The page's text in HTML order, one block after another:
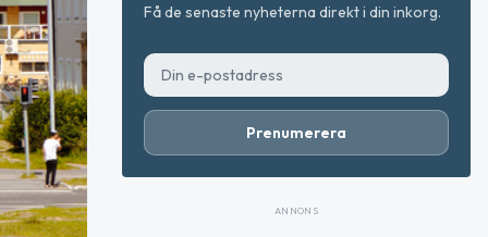
Få de senaste nyheterna direkt i din inkorg.
Prenumerera
ANNONS